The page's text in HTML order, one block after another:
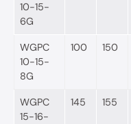
10-15-
6G
WGPC
10-15-
8G
100 150
WGPC
15-16-
145 155